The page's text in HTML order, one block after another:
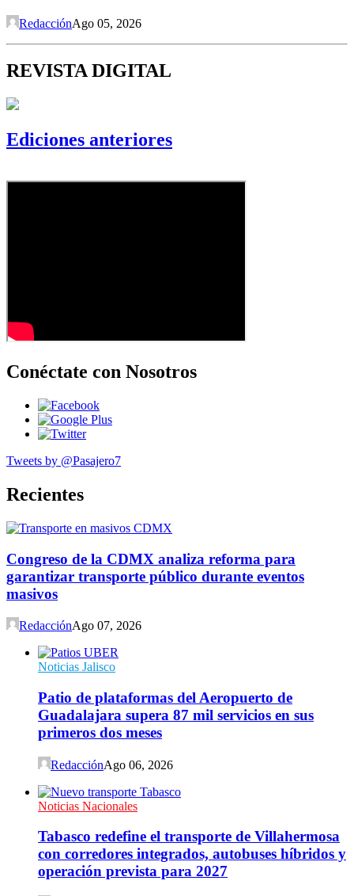
RedacciónAgo 05, 2026
REVISTA DIGITAL
Ediciones anteriores
Conéctate con Nosotros
Tweets by @Pasajero7
Recientes
Congreso de la CDMX analiza reforma para
garantizar transporte público durante eventos
masivos
RedacciónAgo 07, 2026
Noticias Jalisco
Patio de plataformas del Aeropuerto de
Guadalajara supera 87 mil servicios en sus
primeros dos meses
RedacciónAgo 06, 2026
Noticias Nacionales
Tabasco redefine el transporte de Villahermosa
con corredores integrados, autobuses híbridos y
operación prevista para 2027